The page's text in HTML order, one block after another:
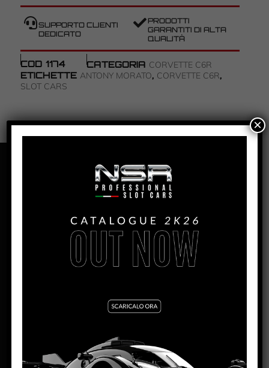
SUPPORTO CLIENTI
DEDICATO
PRODOTTI
GARANTITI DI ALTA
QUALITÀ
COD 1174 CATEGORIA CORVETTE C6R
ETICHETTE ANTONY MORATO, CORVETTE C6R,
SLOT CARS
PANORAMICA
CORVETTE C6.R – ANTONY
PRODUZIONE:2014
MOTORE AW: King 21 Evo3 21.400 rpm
139,5mm
20,5g
×